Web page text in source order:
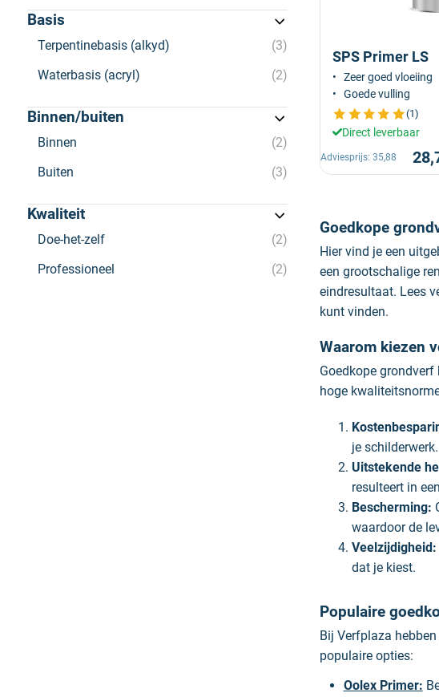
Basis
Terpentinebasis (alkyd)
3
Waterbasis (acryl)
2
Binnen/buiten
Binnen
2
Buiten
3
Kwaliteit
Doe-het-zelf
2
Professioneel
2
SPS Primer LS
Zeer goed vloeiing
Goede vulling
(1)
Direct leverbaar
Adviesprijs: 35,88
Goedkope
Hier vind je een
een grootschalige
eindresultaat. Lees
kunt vinden.
Waarom kiezen
Goedkope
hoge
je schilderwerk.
Uitstekende
resulteert in
Bescherming:
waardoor de
Veelzijdigheid:
dat je kiest.
Populaire
Bij Verfplaza
populaire opties:
Oolex Primer: